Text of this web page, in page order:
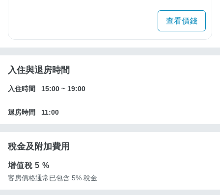
查看價錢
入住與退房時間
入住時間 15:00 ~ 19:00
退房時間 11:00
稅金及附加費用
增值稅5 %
客房價格通常已包含 5% 稅金